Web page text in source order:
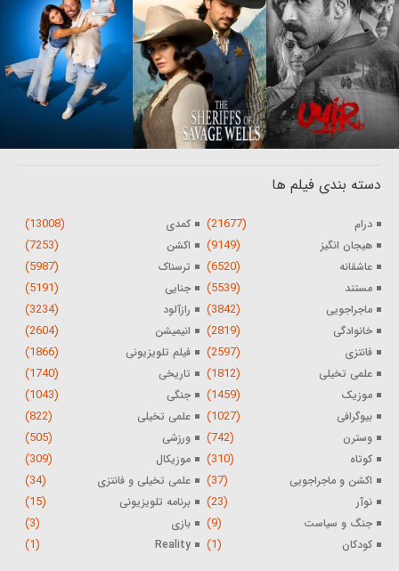
دسته بندی فیلم ها
درام (21677) کمدی (13008)
هیجان انگیز (9149) اکشن (7253)
عاشقانه (6520) ترسناک (5987)
مستند (5539) جنایی (5191)
ماجراجویی (3842) رازآلود (3234)
خانوادگی (2819) انیمیشن (2604)
فانتزی (2597) فیلم تلویزیونی (1866)
علمی تخیلی (1812) تاریخی (1740)
موزیک (1459) جنگی (1043)
بیوگرافی (1027) علمی تخیلی (822)
وسترن (742) ورزشی (505)
کوتاه (310) موزیکال (309)
اکشن و ماجراجویی (37) علمی تخیلی و فانتزی (34)
نوآر (23) برنامه تلویزیونی (15)
جنگ و سیاست (9) بازی (3)
کودکان (1)
Reality
(1)